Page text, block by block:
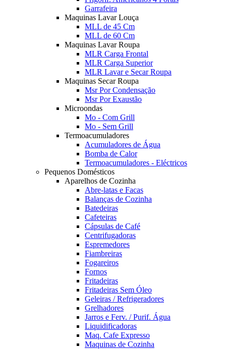
Garrafeira
Maquinas Lavar Louça
MLL de 45 Cm
MLL de 60 Cm
Maquinas Lavar Roupa
MLR Carga Frontal
MLR Carga Superior
MLR Lavar e Secar Roupa
Maquinas Secar Roupa
Msr Por Condensação
Msr Por Exaustão
Microondas
Mo - Com Grill
Mo - Sem Grill
Termoacumuladores
Acumuladores de Água
Bomba de Calor
Termoacumuladores - Eléctricos
Pequenos Domésticos
Aparelhos de Cozinha
Abre-latas e Facas
Balanças de Cozinha
Batedeiras
Cafeteiras
Cápsulas de Café
Centrifugadoras
Espremedores
Fiambreiras
Fogareiros
Fornos
Fritadeiras
Fritadeiras Sem Óleo
Geleiras / Refrigeradores
Grelhadores
Jarros e Ferv. / Purif. Água
Liquidificadoras
Maq. Cafe Expresso
Maquinas de Cozinha